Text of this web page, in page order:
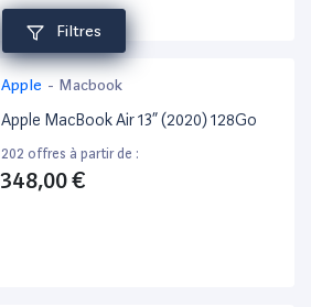
Filtres
Apple - Macbook
Apple MacBook Air 13” (2020) 128Go
202 offres à partir de :
348,00 €